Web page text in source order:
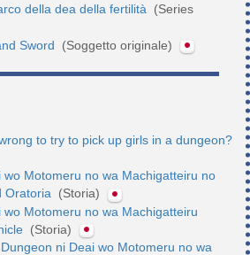
della dea della fertilità (Series
Sword (Soggetto originale)
to try to pick up girls in a dungeon?
wo Motomeru no wa Machigatteiru no
Oratoria (Storia)
wo Motomeru no wa Machigatteiru
(Storia)
ni Deai wo Motomeru no wa